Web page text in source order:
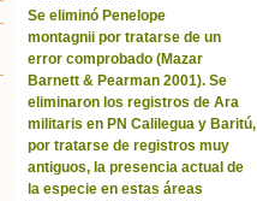
Se eliminó Penelope
montagnii por tratarse de un
error comprobado (Mazar
Barnett & Pearman 2001). Se
eliminaron los registros de Ara
militaris en PN Calilegua y Baritú,
por tratarse de registros muy
antiguos, la presencia actual de
la especie en estas áreas